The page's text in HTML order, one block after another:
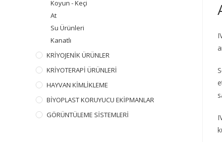
Koyun - Keçi
At
Su Ürünleri
Kanatlı
KRİYOJENİK ÜRÜNLER
KRİYOTERAPİ ÜRÜNLERİ
HAYVAN KİMLİKLEME
BİYOPLAST KORUYUCU EKİPMANLAR
GÖRÜNTÜLEME SİSTEMLERİ